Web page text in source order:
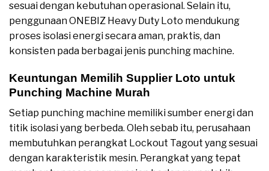
sesuai dengan kebutuhan operasional. Selain itu,
penggunaan ONEBIZ Heavy Duty Loto mendukung
proses isolasi energi secara aman, praktis, dan
konsisten pada berbagai jenis punching machine.
Keuntungan Memilih Supplier Loto untuk
Punching Machine Murah
Setiap punching machine memiliki sumber energi dan
titik isolasi yang berbeda. Oleh sebab itu, perusahaan
membutuhkan perangkat Lockout Tagout yang sesuai
dengan karakteristik mesin. Perangkat yang tepat